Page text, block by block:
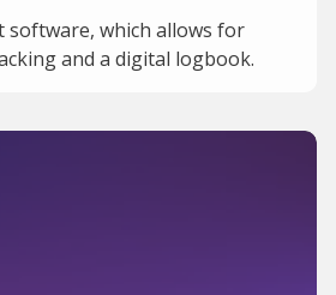
software, which allows for
and a digital logbook.